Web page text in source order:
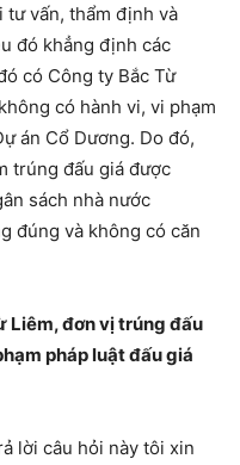
tư vấn, thẩm định và
đó khẳng định các
có Công ty Bắc Từ
có hành vi, vi phạm
án Cổ Dương. Do đó,
trúng đấu giá được
sách nhà nước
đúng và không có căn
Liêm, đơn vị trúng đấu
pháp luật đấu giá
lời câu hỏi này tôi xin